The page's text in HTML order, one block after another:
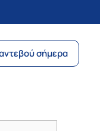
σήμερα